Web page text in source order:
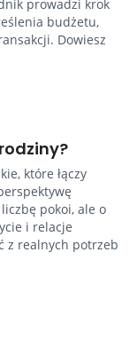
prowadzi krok
budżetu,
Dowiesz
które łączy
pokoi, ale o
i relacje
z realnych potrzeb